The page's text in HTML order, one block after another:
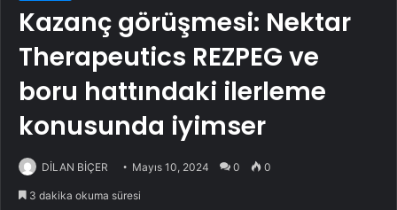
Kazanç görüşmesi: Nektar
Therapeutics REZPEG ve
boru hattındaki ilerleme
konusunda iyimser
DİLAN BİÇER Mayıs 10, 2024 0 0
3 dakika okuma süresi